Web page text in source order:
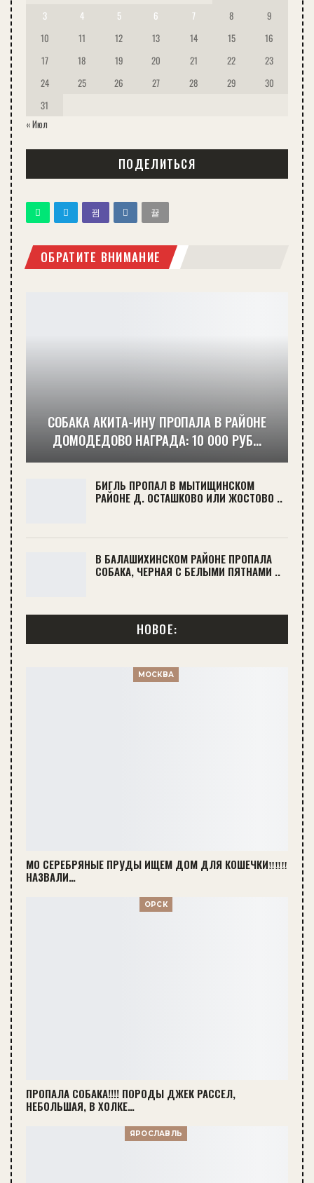
3
4 5 6 7 8
9
10
11 12 13 14 15
16
17
18 19 20 21 22
23
24
25 26 27 28 29
30
31
« Июл
ПОДЕЛИТЬСЯ
ОБРАТИТЕ ВНИМАНИЕ
СОБАКА АКИТА-ИНУ ПРОПАЛА В РАЙОНЕ
ДОМОДЕДОВО НАГРАДА: 10 000 РУБ…
БИГЛЬ ПРОПАЛ В МЫТИЩИНСКОМ
РАЙОНЕ Д. ОСТАШКОВО ИЛИ ЖОСТОВО ..
В БАЛАШИХИНСКОМ РАЙОНЕ ПРОПАЛА
СОБАКА, ЧЕРНАЯ С БЕЛЫМИ ПЯТНАМИ ..
НОВОЕ:
МОСКВА
МО СЕРЕБРЯНЫЕ ПРУДЫ ИЩЕМ ДОМ ДЛЯ КОШЕЧКИ‼️‼️‼️
НАЗВАЛИ…
ОРСК
ПРОПАЛА СОБАКА!!!! ПОРОДЫ ДЖЕК РАССЕЛ,
НЕБОЛЬШАЯ, В ХОЛКЕ…
ЯРОСЛАВЛЬ